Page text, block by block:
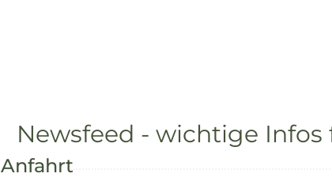
Newsfeed - wichtige
Anfahrt